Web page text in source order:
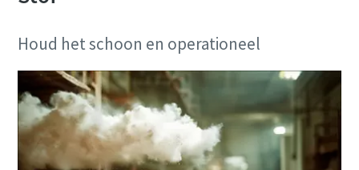
Alles wat u moet weten over uw pneumatische
transportproces
Houd het schoon en operationeel